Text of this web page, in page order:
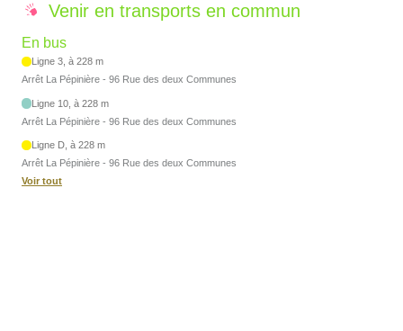
Venir en transports en commun
En bus
Ligne 3, à 228 m
Arrêt La Pépinière - 96 Rue des deux Communes
Ligne 10, à 228 m
Arrêt La Pépinière - 96 Rue des deux Communes
Ligne D, à 228 m
Arrêt La Pépinière - 96 Rue des deux Communes
Voir tout